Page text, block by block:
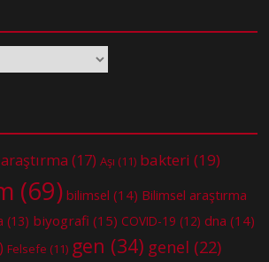
araştırma (17) Aşı (11) bakteri (19)
(69) bilimsel (14) Bilimsel araştırma
(13) biyografi (15) COVID-19 (12) dna (14)
Felsefe (11) gen (34) genel (22)